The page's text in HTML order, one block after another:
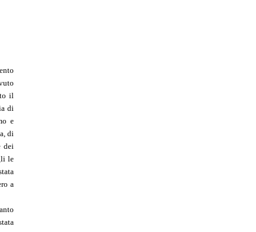
il
di
e
di
dei
le
a